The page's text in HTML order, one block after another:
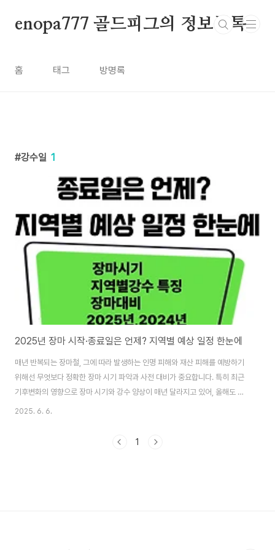
enopa777 골드피그의 정보톡톡
홈 태그 방명록
강수일 1
2025년 장마 시작·종료일은 언제? 지역별 예상 일정 한눈에
매년 반복되는 장마철, 그에 따라 발생하는 인명 피해와 재산 피해를 예방하기
위해선 무엇보다 정확한 장마 시기 파악과 사전 대비가 중요합니다. 특히 최근
기후변화의 영향으로 장마 시기와 강수 양상이 매년 달라지고 있어, 올해도 더
욱 철저한 준비가 요구됩니다. 이번 글에서는 2025년 장마 예상 시기부터 지
비법을 소개합니다. 한 걸음 먼저 정보를 확인하고 대비하신다면, 여름철의 걱
2025. 6. 6.
1